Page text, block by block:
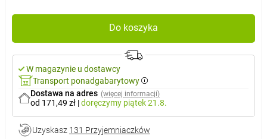
Do koszyka
W magazynie u dostawcy
Transport ponadgabarytowy
Dostawa na adres (więcej informacji)
od 171,49 zł |doręczymy piątek 21.8.
Uzyskasz 131 Przyjemniaczków